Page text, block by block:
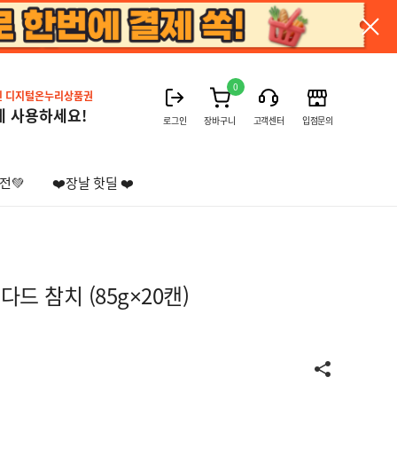
디지털온누리상품권
사용하세요! 로그인
0
장바구니 고객센터 입점문의
💚 ❤️장날 핫딜 ❤️
드 참치 (85g×20캔)